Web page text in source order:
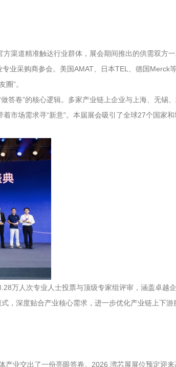
渠道精准触达行业群体，展会期间推出的供需双
业采购商参会。美国AMAT、日本TEL、德国
”。
做答卷”的核心逻辑。多家产业链上企业与上海、无
市场需求寻“新意”。本届展会吸引了全球27个国家
万人次专业人士投票与顶级专家组评审，涵盖卓
，深度贴合产业核心需求，进一步优化产业链上下游
产业交出了一份亮眼答卷。2026 湾芯展展位预定迎